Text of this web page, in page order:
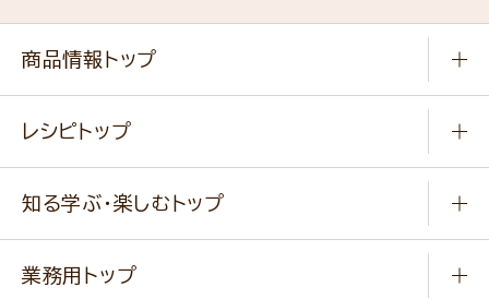
商品情報トップ
健康食品・他
新商品・リニューアル商品
レシピトップ
作り方動画
知る学ぶ・楽しむトップ
業務用トップ